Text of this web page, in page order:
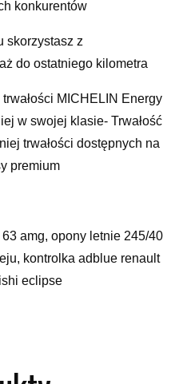
konkurentów
skorzystasz z
do ostatniego kilometra
MICHELIN Energy
w swojej klasie- Trwałość
trwałości dostępnych na
premium
amg, opony letnie 245/40
kontrolka adblue renault
eclipse